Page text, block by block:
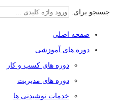
جستجو برای:
صفحه اصلی
دوره های آموزشی
دوره های کسب و کار
دوره های مدیریت
خدمات نوشیدنی ها